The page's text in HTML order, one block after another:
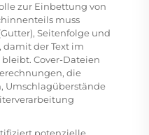
zur Einbettung von
muss
Seitenfolge und
der Text im
Cover-Dateien
die
Umschlagüberstände